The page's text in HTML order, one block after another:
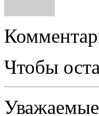
Чтобы
Уважаемые